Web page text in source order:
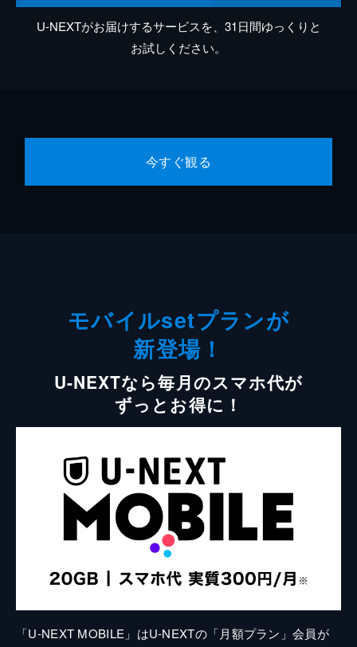
U-NEXTがお届けするサービスを、31日間ゆっくりと
お試しください。
今すぐ観る
モバイルsetプランが
新登場！
U-NEXTなら毎月のスマホ代が
ずっとお得に！
「U-NEXT MOBILE」はU-NEXTの「月額プラン」会員が